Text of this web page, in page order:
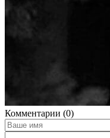
Комментарии (0)